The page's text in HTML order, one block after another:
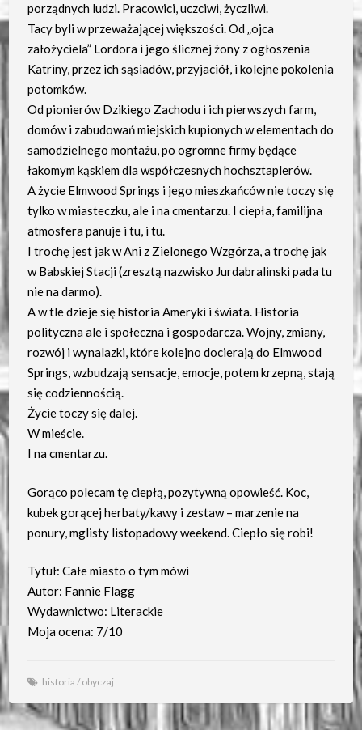
porządnych ludzi. Pracowici, uczciwi, życzliwi.
Tacy byli w przeważającej większości. Od „ojca
założyciela” Lordora i jego ślicznej żony z ogłoszenia
Katriny, przez ich sąsiadów, przyjaciół, i kolejne pokolenia
potomków.
Od pionierów Dzikiego Zachodu i ich pierwszych farm,
domów i zabudowań miejskich kupionych w elementach do
samodzielnego montażu, po ogromne firmy będące
łakomym kąskiem dla współczesnych hochsztaplerów.
A życie Elmwood Springs i jego mieszkańców nie toczy się
tylko w miasteczku, ale i na cmentarzu. I ciepła, familijna
atmosfera panuje i tu, i tu.
I trochę jest jak w Ani z Zielonego Wzgórza, a trochę jak
w Babskiej Stacji (zresztą nazwisko Jurdabralinski pada tu
nie na darmo).
A w tle dzieje się historia Ameryki i świata. Historia
polityczna ale i społeczna i gospodarcza. Wojny, zmiany,
rozwój i wynalazki, które kolejno docierają do Elmwood
Springs, wzbudzają sensacje, emocje, potem krzepną, stają
się codziennością.
Życie toczy się dalej.
W mieście.
I na cmentarzu.
Gorąco polecam tę ciepłą, pozytywną opowieść. Koc,
kubek gorącej herbaty/kawy i zestaw – marzenie na
ponury, mglisty listopadowy weekend. Ciepło się robi!
Tytuł: Całe miasto o tym mówi
Autor: Fannie Flagg
Wydawnictwo: Literackie
Moja ocena: 7/10
historia /obyczaj